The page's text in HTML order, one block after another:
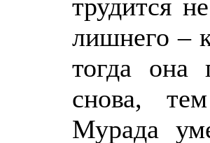
трудится
лишнего –
тогда она
снова,
Мурада